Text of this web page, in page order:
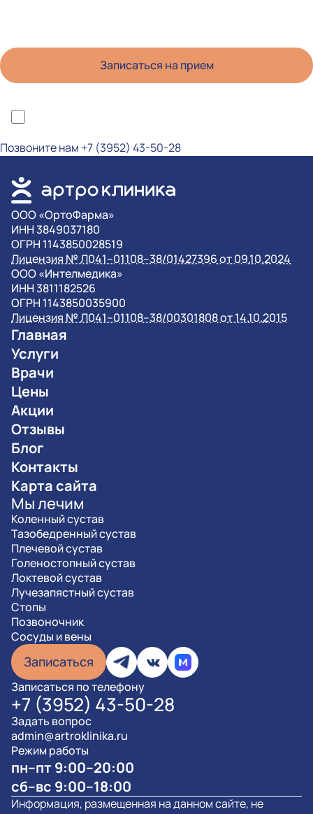
Позвоните нам +7 (3952) 43-50-28
OOO «ОртоФарма»
ИНН 3849037180
ОГРН 1143850028519
Лицензия № Л041–01108–38/01427396 от 09.10.2024
OOO «Интелмедика»
ИНН 3811182526
ОГРН 1143850035900
Лицензия № Л041–01108–38/00301808 от 14.10.2015
Главная
Услуги
Врачи
Цены
Акции
Отзывы
Блог
Контакты
Карта сайта
Мы лечим
Коленный сустав
Тазобедренный сустав
Плечевой сустав
Голеностопный сустав
Локтевой сустав
Лучезапястный сустав
Стопы
Позвоночник
Сосуды и вены
Записаться
Записаться по телефону
+7 (3952) 43-50-28
Задать вопрос
admin@artroklinika.ru
Режим работы
пн–пт 9:00–20:00
сб–вс 9:00–18:00
Информация, размещенная на данном сайте, не